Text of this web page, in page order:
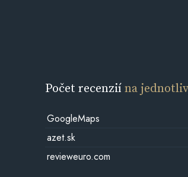
Počet recenziína
GoogleMaps
azet.sk
revieweuro.com